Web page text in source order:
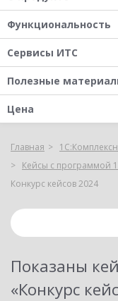
Функциональность
Сервисы ИТС
Полезные
Цена
Главная
Кейсы с программой
Конкурс кейсов 2024
Показаны
«Конкурс